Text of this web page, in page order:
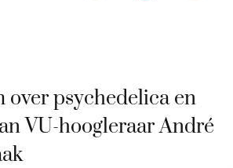
over psychedelica en
VU-hoogleraar André